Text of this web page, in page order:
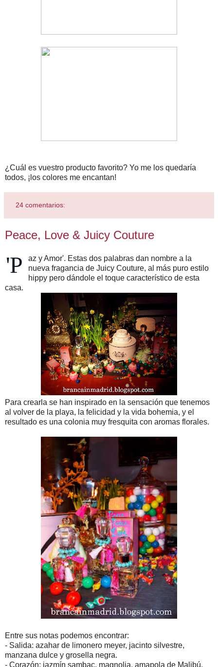
¿Cuál es vuestro producto favorito? Yo me los quedaría
todos, ¡los colores me encantan!
24 comentarios:
Peace, Love & Juicy Couture
'P
az y Amor'. Estas dos palabras dan nombre a la
nueva fragancia de Juicy Couture, al más puro estilo
hippy pero dándole el toque característico de esta
casa.
Para crearla se han inspirado en la sensación que tenemos
al volver de la playa, la felicidad y la vida bohemia, y el
resultado es una colonia muy fresquita con aromas florales.
Entre sus notas podemos encontrar:
- Salida: azahar de limonero meyer, jacinto silvestre,
manzana dulce y grosella negra.
- Corazón: jazmín sambac, magnolia, amapola de Malibú,